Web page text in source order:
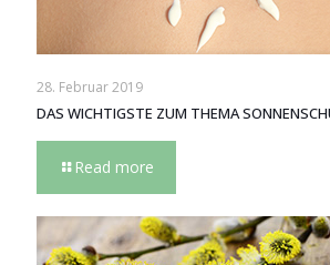
28. Februar 2019
DAS WICHTIGSTE ZUM THEMA
Read more